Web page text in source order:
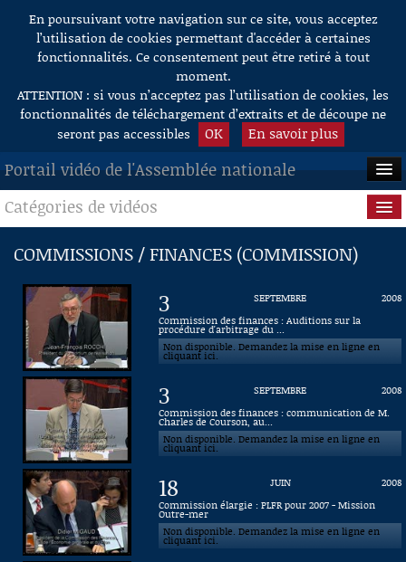
Aller au contenu
En poursuivant votre navigation sur ce site, vous acceptez
l’utilisation de cookies permettant d'accéder à certaines
fonctionnalités. Ce consentement peut être retiré à tout
moment.
ATTENTION : si vous n’acceptez pas l’utilisation de cookies, les
fonctionnalités de téléchargement d’extraits et de découpe ne
seront pas accessibles
OK En savoir plus
Portail vidéo de l'Assemblée nationale
ACCUEIL
EN DIRECT
À LA DEMANDE
RECHERCHE
AIDE À LA DÉCOUPE
DE VIDÉOS
Catégories de vidéos
Séance publique
Questions au Gouvernement
Commissions
Présidence
Évènements
Connaissance, Histoire
COMMISSIONS / FINANCES (COMMISSION)
3 SEPTEMBRE
2008
Commission des finances : Auditions sur la
procédure d'arbitrage du ...
Non disponible. Demandez la mise en ligne en
cliquant ici.
3 SEPTEMBRE
2008
Commission des finances : communication de M.
Charles de Courson, au...
Non disponible. Demandez la mise en ligne en
cliquant ici.
18 JUIN
2008
Commission élargie : PLFR pour 2007 - Mission
Outre-mer
Non disponible. Demandez la mise en ligne en
cliquant ici.